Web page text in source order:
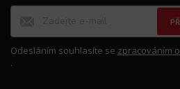
Odesláním souhlasíte se zpracováním
.